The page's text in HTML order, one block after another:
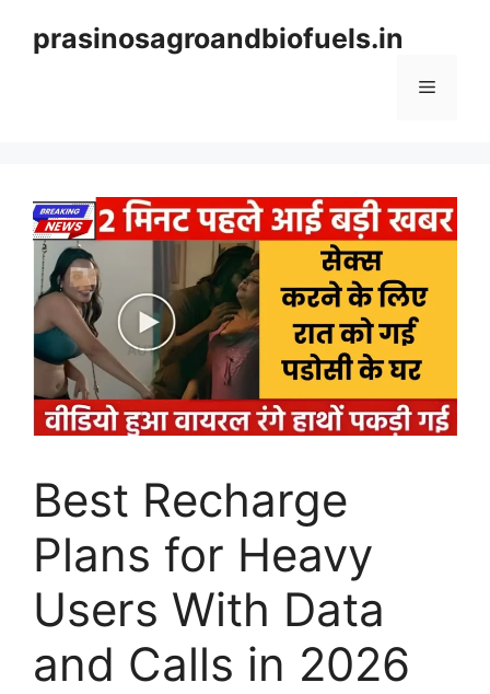
prasinosagroandbiofuels.in
Menu
Best Recharge
Plans for Heavy
Users With Data
and Calls in 2026